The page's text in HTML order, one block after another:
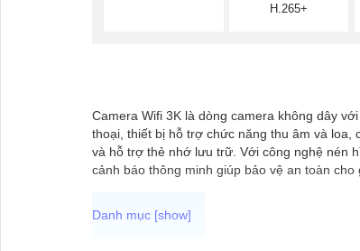
H.265+
Camera Wifi 3K là dòng camera không dây
thoại, thiết bị hỗ trợ chức năng thu âm và loa,
và hỗ trợ thẻ nhớ lưu trữ. Với công nghệ nén
cảnh báo thông minh giúp bảo vệ an toàn cho